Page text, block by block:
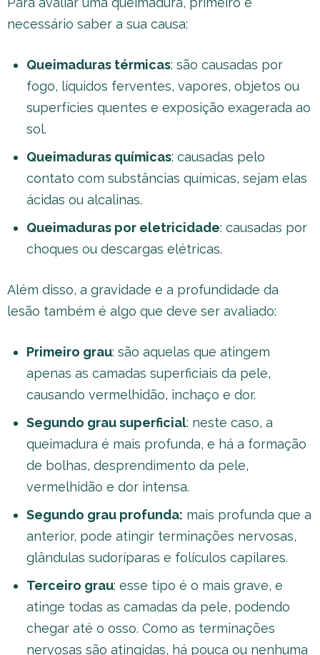
necessário saber a sua causa:
Queimaduras térmicas: são causadas por
fogo, líquidos ferventes, vapores, objetos ou
superfícies quentes e exposição exagerada ao
sol.
Queimaduras químicas: causadas pelo
contato com substâncias químicas, sejam elas
ácidas ou alcalinas.
Queimaduras por eletricidade: causadas por
choques ou descargas elétricas.
Além disso, a gravidade e a profundidade da
lesão também é algo que deve ser avaliado:
Primeiro grau: são aquelas que atingem
apenas as camadas superficiais da pele,
causando vermelhidão, inchaço e dor.
Segundo grau superficial: neste caso, a
queimadura é mais profunda, e há a formação
de bolhas, desprendimento da pele,
vermelhidão e dor intensa.
Segundo grau profunda: mais profunda que a
anterior, pode atingir terminações nervosas,
glândulas sudoríparas e folículos capilares.
Terceiro grau: esse tipo é o mais grave, e
atinge todas as camadas da pele, podendo
chegar até o osso. Como as terminações
nervosas são atingidas, há pouca ou nenhuma